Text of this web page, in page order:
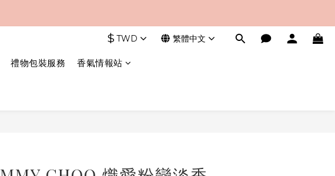
$ TWD 繁體中文
禮物包裝服務 香氣情報站